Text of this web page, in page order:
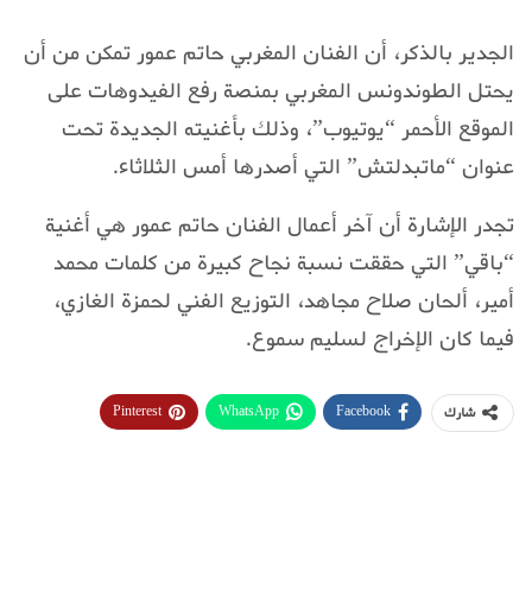
الجدير بالذكر، أن الفنان المغربي حاتم عمور تمكن من أن
يحتل الطوندونس المغربي بمنصة رفع الفيدوهات على
الموقع الأحمر “يوتيوب”، وذلك بأغنيته الجديدة تحت
عنوان “ماتبدلتش” التي أصدرها أمس الثلاثاء.
تجدر الإشارة أن آخر أعمال الفنان حاتم عمور هي أغنية
“باقي” التي حققت نسبة نجاح كبيرة من كلمات محمد
أمير، ألحان صلاح مجاهد، التوزيع الفني لحمزة الغازي،
فيما كان الإخراج لسليم سموع.
شارك Facebook
WhatsApp
Pinterest